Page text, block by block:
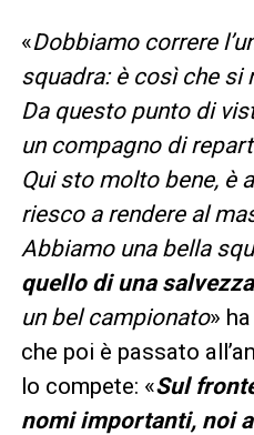
«Dobbiamo correre
squadra: è così che si
Da questo punto di
un compagno di
Qui sto molto bene, è
riesco a rendere al
Abbiamo una bella
quello di una
un bel campionato»
che poi è passato
lo compete: «Sul
nomi importanti, noi